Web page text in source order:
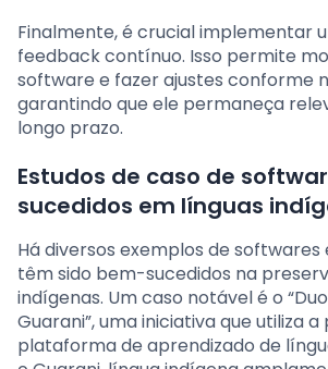
Finalmente, é crucial implementar
feedback contínuo. Isso permite
software e fazer ajustes conforme
garantindo que ele permaneça
longo prazo.
Estudos de caso de
sucedidos em línguas
Há diversos exemplos de softwares
têm sido bem-sucedidos na
indígenas. Um caso notável é o
Guarani”, uma iniciativa que utiliza
plataforma de aprendizado de